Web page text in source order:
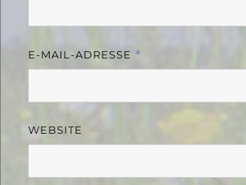
E-MAIL-ADRESSE *
WEBSITE